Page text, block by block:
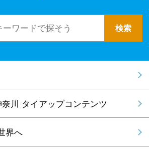
川 タイアップコンテンツ
界へ